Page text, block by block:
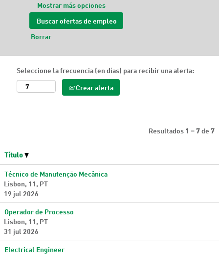
Mostrar más opciones
Borrar
Seleccione la frecuencia (en días) para recibir una alerta:
Crear alerta
Resultados 1 – 7de 7
Título
Técnico de Manutenção Mecânica
Lisbon, 11, PT
19 jul 2026
Operador de Processo
Lisbon, 11, PT
31 jul 2026
Electrical Engineer